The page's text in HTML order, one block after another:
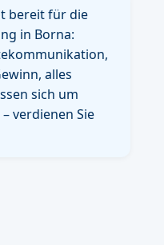
bereit für die
in Borna:
alles
sich um
verdienen Sie